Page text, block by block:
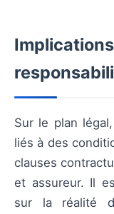
Sur le plan
liés à des
clauses
et assureur. Il
sur la réalité